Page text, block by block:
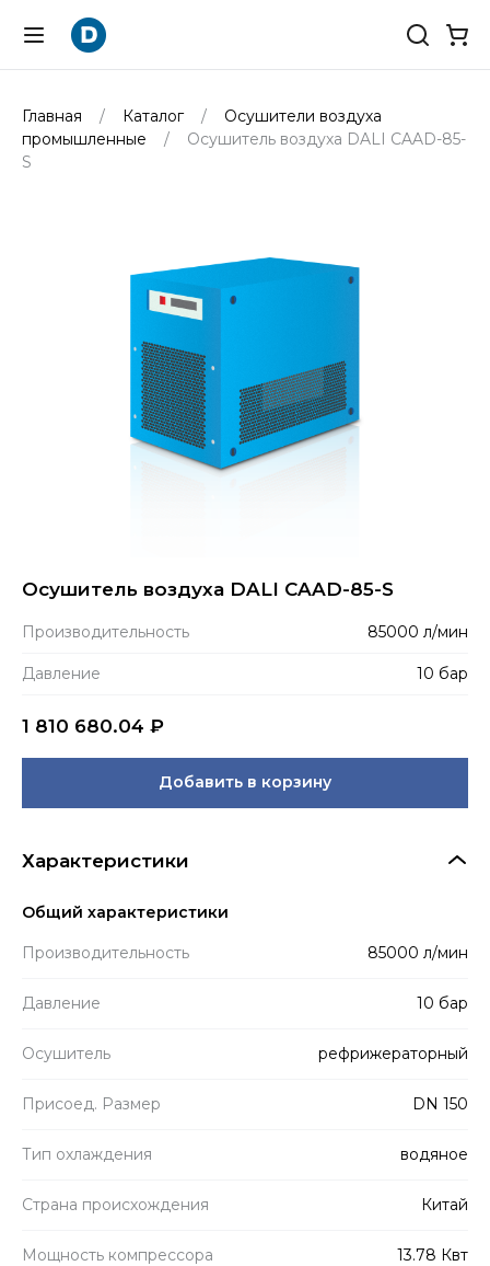
Главная Каталог
Осушители воздуха
промышленные
Осушитель воздуха DALI CAAD-85-
S
Осушитель воздуха DALI CAAD-85-S
Производитель­ность 85000 л/мин
Давление 10 бар
1 810 680.04 ₽
Добавить в корзину
Характеристики
Общий характеристики
Производитель­ность 85000 л/мин
Давление 10 бар
Осушитель рефрижераторный
Присоед. Размер DN 150
Тип охлаждения водяное
Страна происхождения Китай
Мощность компрессора 13.78 Квт